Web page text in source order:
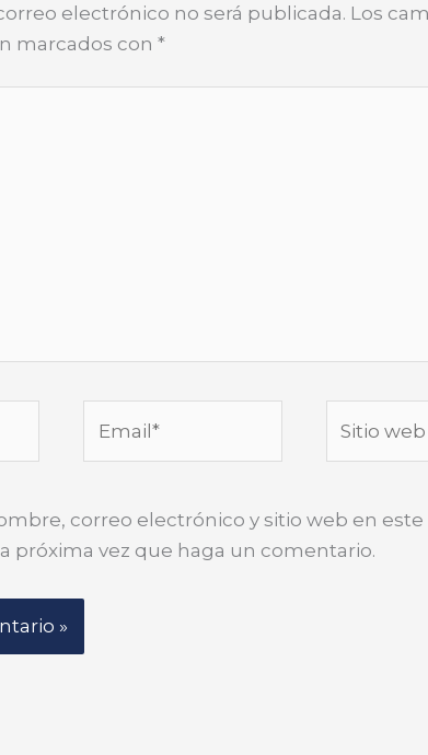
electrónico no será publicada. Los
marcados con*
correo electrónico y sitio web en este
próxima vez que haga un comentario.